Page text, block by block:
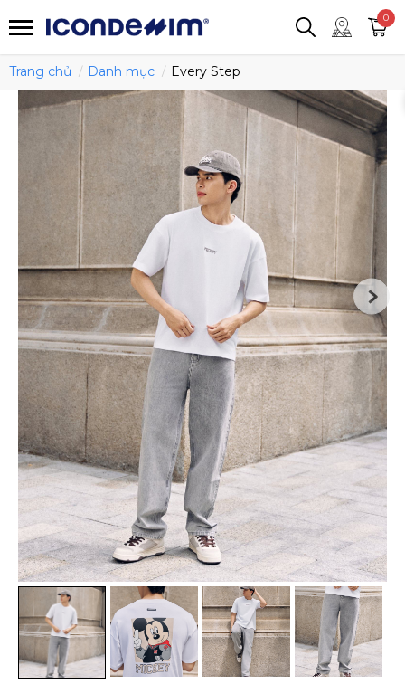
0
Trang chủ Danh mục Every Step